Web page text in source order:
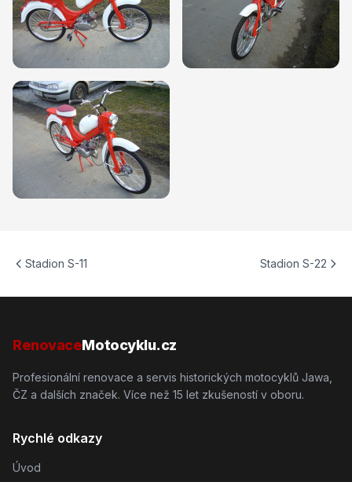
Stadion S-11 Stadion S-22
RenovaceMotocyklu.cz
Profesionální renovace a servis historických motocyklů Jawa,
ČZ a dalších značek. Více než 15 let zkušeností v oboru.
Rychlé odkazy
Úvod